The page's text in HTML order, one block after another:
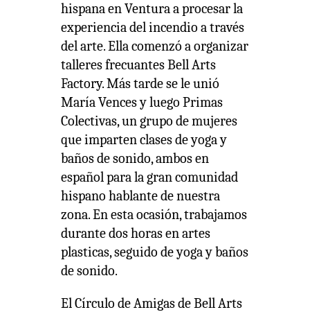
hispana en Ventura a procesar la
experiencia del incendio a través
del arte. Ella comenzó a organizar
talleres frecuantes Bell Arts
Factory. Más tarde se le unió
María Vences y luego Primas
Colectivas, un grupo de mujeres
que imparten clases de yoga y
baños de sonido, ambos en
español para la gran comunidad
hispano hablante de nuestra
zona. En esta ocasión, trabajamos
durante dos horas en artes
plasticas, seguido de yoga y baños
de sonido.
El Círculo de Amigas de Bell Arts